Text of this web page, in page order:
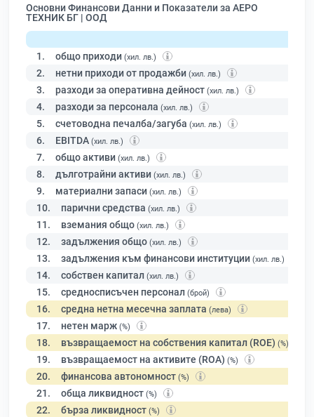
Основни Финансови Данни и Показатели за АЕРО
ТЕХНИК БГ | ООД
1. общо приходи (хил. лв.)
2. нетни приходи от продажби (хил. лв.)
3. разходи за оперативна дейност (хил. лв.)
4. разходи за персонала (хил. лв.)
5. счетоводна печалба/загуба (хил. лв.)
6. EBITDA (хил. лв.)
7. общо активи (хил. лв.)
8. дълготрайни активи (хил. лв.)
9. материални запаси (хил. лв.)
10. парични средства (хил. лв.)
11. вземания общо (хил. лв.)
12. задължения общо (хил. лв.)
13. задължения към финансови институции (хил. лв.)
14. собствен капитал (хил. лв.)
15. средносписъчен персонал (брой)
16. средна нетна месечна заплата (лева)
17. нетен марж (%)
18. възвращаемост на собствения капитал (ROE) (%)
19. възвращаемост на активите (ROA) (%)
20. финансова автономност (%)
21. обща ликвидност (%)
22. бърза ликвидност (%)